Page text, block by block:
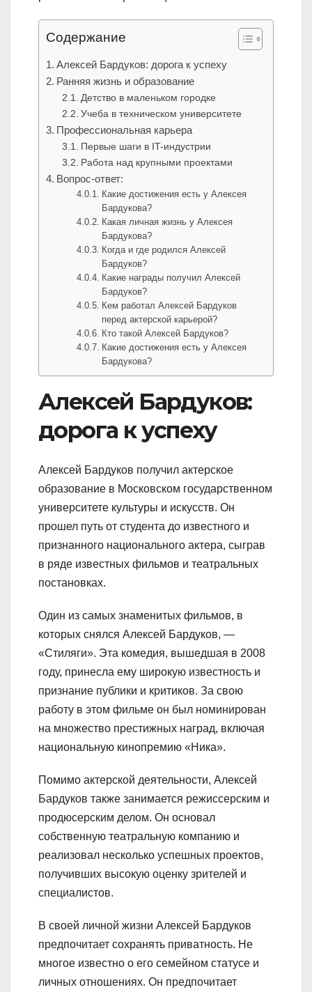
Содержание
Алексей Бардуков: дорога к успеху
Ранняя жизнь и образование
Детство в маленьком городке
Учеба в техническом университете
Профессиональная карьера
Первые шаги в IT-индустрии
Работа над крупными проектами
Вопрос-ответ:
Какие достижения есть у Алексея
Бардукова?
Какая личная жизнь у Алексея
Бардукова?
Когда и где родился Алексей
Бардуков?
Какие награды получил Алексей
Бардуков?
Кем работал Алексей Бардуков
перед актерской карьерой?
Кто такой Алексей Бардуков?
Какие достижения есть у Алексея
Бардукова?
Алексей Бардуков:
дорога к успеху
Алексей Бардуков получил актерское
образование в Московском государственном
университете культуры и искусств. Он
прошел путь от студента до известного и
признанного национального актера, сыграв
в ряде известных фильмов и театральных
постановках.
Один из самых знаменитых фильмов, в
которых снялся Алексей Бардуков, —
«Стиляги». Эта комедия, вышедшая в 2008
году, принесла ему широкую известность и
признание публики и критиков. За свою
работу в этом фильме он был номинирован
на множество престижных наград, включая
национальную кинопремию «Ника».
Помимо актерской деятельности, Алексей
Бардуков также занимается режиссерским и
продюсерским делом. Он основал
собственную театральную компанию и
реализовал несколько успешных проектов,
получивших высокую оценку зрителей и
специалистов.
В своей личной жизни Алексей Бардуков
предпочитает сохранять приватность. Не
многое известно о его семейном статусе и
личных отношениях. Он предпочитает